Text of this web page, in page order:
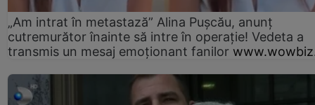
„Am intrat în metastază” Alina Pușcău, anunț
cutremurător înainte să intre în operație! Vedeta a
transmis un mesaj emoționant fanilor